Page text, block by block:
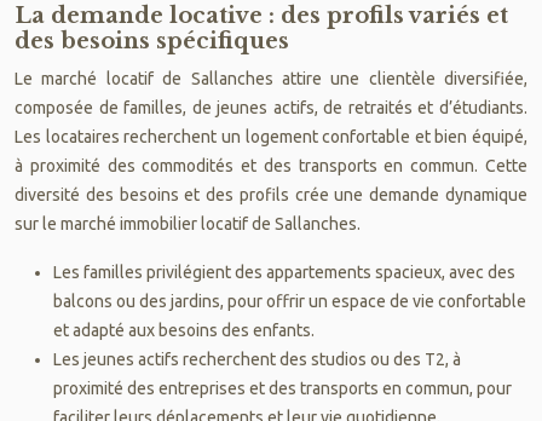
La demande locative : des profils variés et
des besoins spécifiques
Le marché locatif de Sallanches attire une clientèle diversifiée,
composée de familles, de jeunes actifs, de retraités et d’étudiants.
Les locataires recherchent un logement confortable et bien équipé,
à proximité des commodités et des transports en commun. Cette
diversité des besoins et des profils crée une demande dynamique
sur le marché immobilier locatif de Sallanches.
Les familles privilégient des appartements spacieux, avec des
balcons ou des jardins, pour offrir un espace de vie confortable
et adapté aux besoins des enfants.
Les jeunes actifs recherchent des studios ou des T2, à
proximité des entreprises et des transports en commun, pour